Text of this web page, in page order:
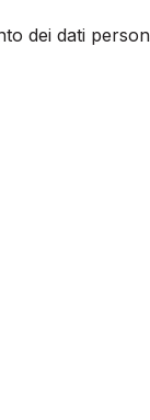
dei dati